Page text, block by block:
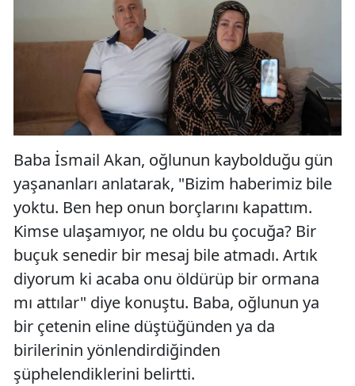
Baba İsmail Akan, oğlunun kaybolduğu gün
yaşananları anlatarak, "Bizim haberimiz bile
yoktu. Ben hep onun borçlarını kapattım.
Kimse ulaşamıyor, ne oldu bu çocuğa? Bir
buçuk senedir bir mesaj bile atmadı. Artık
diyorum ki acaba onu öldürüp bir ormana
mı attılar" diye konuştu. Baba, oğlunun ya
bir çetenin eline düştüğünden ya da
birilerinin yönlendirdiğinden
şüphelendiklerini belirtti.